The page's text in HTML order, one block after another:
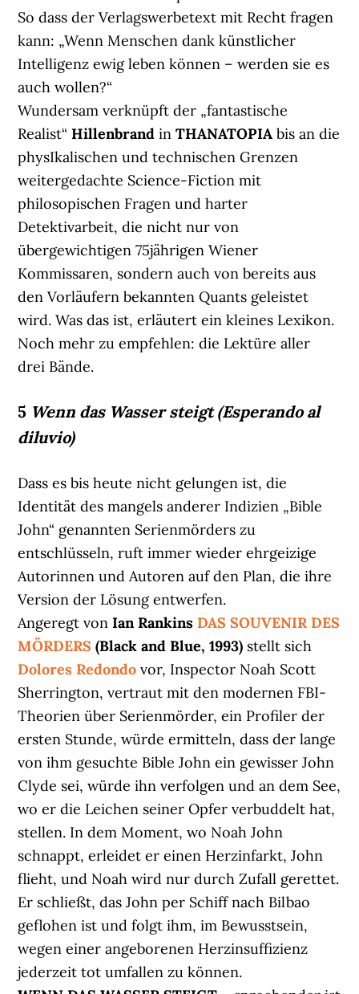
So dass der Verlagswerbetext mit Recht fragen
kann: „Wenn Menschen dank künstlicher
Intelligenz ewig leben können – werden sie es
auch wollen?“
Wundersam verknüpft der „fantastische
Realist“HillenbrandinTHANATOPIAbis an die
physIkalischen und technischen Grenzen
weitergedachte Science-Fiction mit
philosopischen Fragen und harter
Detektivarbeit, die nicht nur von
übergewichtigen 75jährigen Wiener
Kommissaren, sondern auch von bereits aus
den Vorläufern bekannten Quants geleistet
wird. Was das ist, erläutert ein kleines Lexikon.
Noch mehr zu empfehlen: die Lektüre aller
drei Bände.
5 Wenn das Wasser steigt (Esperando al
diluvio)
Dass es bis heute nicht gelungen ist, die
Identität des mangels anderer Indizien „Bible
John“ genannten Serienmörders zu
entschlüsseln, ruft immer wieder ehrgeizige
Autorinnen und Autoren auf den Plan, die ihre
Version der Lösung entwerfen.
Angeregt vonIan Rankins DAS SOUVENIR DES
MÖRDERS (Black and Blue, 1993) stellt sich
Dolores Redondo vor, Inspector Noah Scott
Sherrington, vertraut mit den modernen FBI-
Theorien über Serienmörder, ein Profiler der
ersten Stunde, würde ermitteln, dass der lange
von ihm gesuchte Bible John ein gewisser John
Clyde sei, würde ihn verfolgen und an dem See,
wo er die Leichen seiner Opfer verbuddelt hat,
stellen. In dem Moment, wo Noah John
schnappt, erleidet er einen Herzinfarkt, John
flieht, und Noah wird nur durch Zufall gerettet.
Er schließt, das John per Schiff nach Bilbao
geflohen ist und folgt ihm, im Bewusstsein,
wegen einer angeborenen Herzinsuffizienz
jederzeit tot umfallen zu können.